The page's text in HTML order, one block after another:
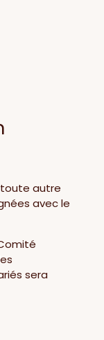
autre
avec le
sera